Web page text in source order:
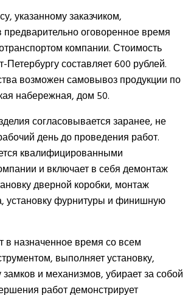
указанному заказчиком,
предварительно оговоренное время
компании. Стоимость
Петербургу составляет 600 рублей.
возможен самовывоз продукции по
набережная, дом 50.
согласовывается заранее, не
день до проведения работ.
квалифицированными
и включает в себя демонтаж
дверной коробки, монтаж
установку фурнитуры и финишную
в назначенное время со всем
выполняет установку,
и механизмов, убирает за собой
работ демонстрирует